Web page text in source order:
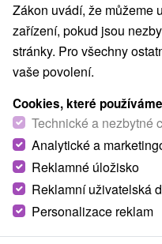
Chata Zuzka Leštiny
Zákon uvádí, že můžeme
zařízení, pokud jsou
stránky. Pro všechny
vaše povolení.
Cookies, které používáme
Technické a nezbytné
Analytické a
Reklamné úložisko
Reklamní uživatelská
Personalizace reklam